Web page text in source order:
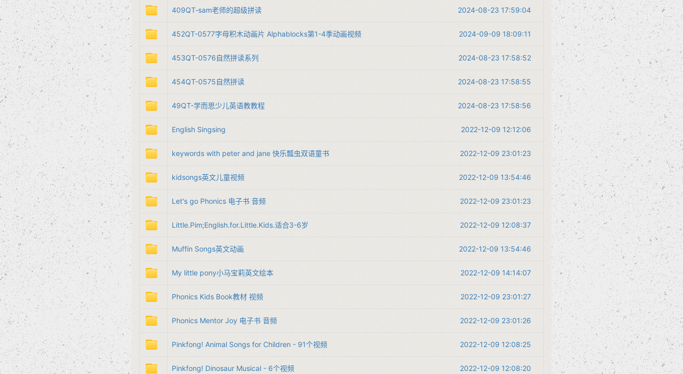
409QT-sam老师的超级拼读 2024-08-23 17:59:04
452QT-​​0577​字母积木动画片 Alphablocks第1-4季动画视频​ 2024-09-09 18:09:11
453QT-​​0576​自然拼读系列​ 2024-08-23 17:58:52
454QT-​​0575​自然拼读​ 2024-08-23 17:58:55
49QT-学而思少儿英语教教程 2024-08-23 17:58:56
English Singsing​ 2022-12-09 12:12:06
keywords with peter and jane 快乐瓢虫双语童书 2022-12-09 23:01:23
kidsongs英文儿童视频 2022-12-09 13:54:46
Let's go Phonics 电子书 音频 2022-12-09 23:01:23
Little.Pim;English.for.Little.Kids.适合3-6岁​ 2022-12-09 12:08:37
Muffin Songs英文动画 2022-12-09 13:54:46
My little pony小马宝莉英文绘本 2022-12-09 14:14:07
Phonics Kids Book教材 视频 2022-12-09 23:01:27
Phonics Mentor Joy 电子书 音频 2022-12-09 23:01:26
Pinkfong! Animal Songs for Children - 91个视频​ 2022-12-09 12:08:25
Pinkfong! Dinosaur Musical - 6个视频​ 2022-12-09 12:08:20